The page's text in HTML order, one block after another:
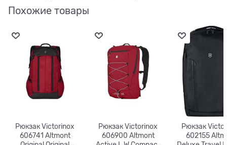
Похожие товары
Рюкзак Victorinox
606741 Altmont
Рюкзак Victorinox
606900 Altmont
Рюкзак
602155